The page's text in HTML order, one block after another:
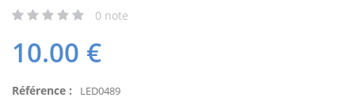
0 note
10.00 €
Référence : LED0489